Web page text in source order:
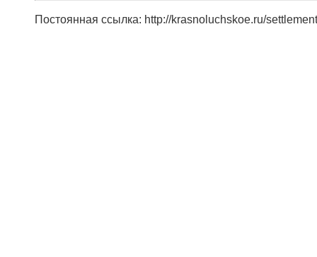
Постоянная ссылка: http://krasnoluchskoe.ru/